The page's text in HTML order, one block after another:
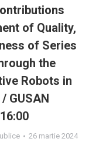
of Quality,
of Series
the
Robots in
GUSAN
26 martie 2024